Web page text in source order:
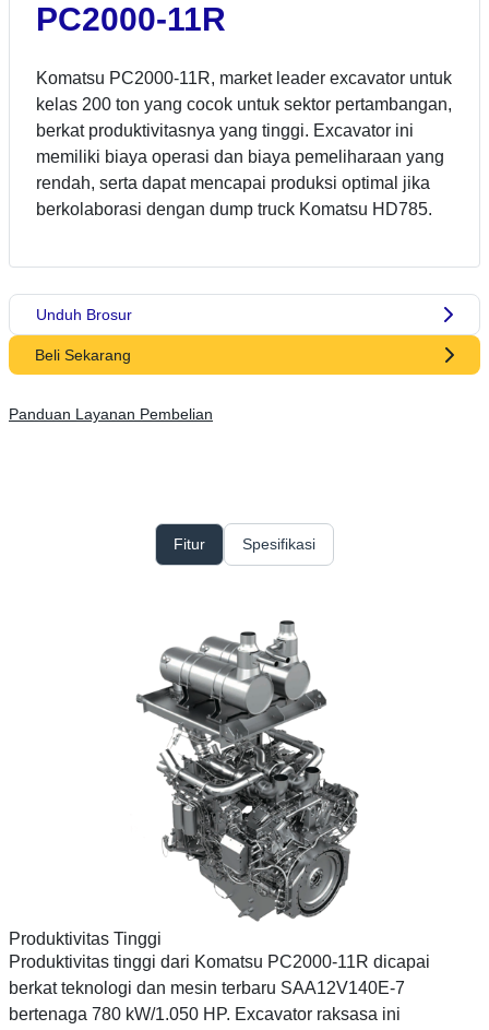
PC2000-11R
Komatsu PC2000-11R, market leader excavator untuk
kelas 200 ton yang cocok untuk sektor pertambangan,
berkat produktivitasnya yang tinggi. Excavator ini
memiliki biaya operasi dan biaya pemeliharaan yang
rendah, serta dapat mencapai produksi optimal jika
berkolaborasi dengan dump truck Komatsu HD785.
Unduh Brosur
Beli Sekarang
Panduan Layanan Pembelian
Fitur Spesifikasi
Produktivitas Tinggi
Produktivitas tinggi dari Komatsu PC2000-11R dicapai
berkat teknologi dan mesin terbaru SAA12V140E-7
bertenaga 780 kW/1.050 HP. Excavator raksasa ini